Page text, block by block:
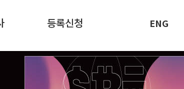
등록신청 ENG